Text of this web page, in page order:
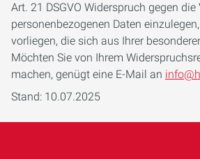
Art. 21 DSGVO Widerspruch gegen
personenbezogenen Daten
vorliegen, die sich aus Ihrer
Möchten Sie von Ihrem
machen, genügt eine E-Mail an
Stand: 10.07.2025